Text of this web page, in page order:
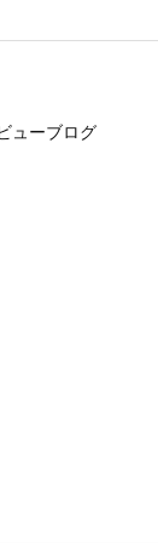
ューブログ